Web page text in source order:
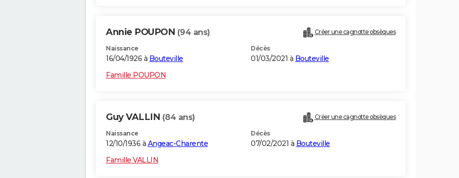
Annie POUPON (94 ans) Créer une cagnotte obsèques
Naissance
16/04/1926 à Bouteville
Décès
01/03/2021 à Bouteville
Famille POUPON
Guy VALLIN (84 ans) Créer une cagnotte obsèques
Naissance
12/10/1936 à Angeac-Charente
Décès
07/02/2021 à Bouteville
Famille VALLIN